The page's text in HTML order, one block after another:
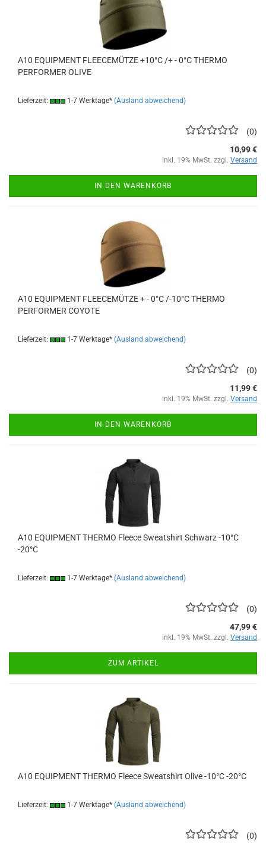
A10 EQUIPMENT FLEECEMÜTZE +10°C /+ - 0°C THERMO
PERFORMER OLIVE
Lieferzeit: 1-7 Werktage* (Ausland abweichend)
0
10,99 €
inkl. 19% MwSt. zzgl. Versand
IN DEN WARENKORB
A10 EQUIPMENT FLEECEMÜTZE + - 0°C /-10°C THERMO
PERFORMER COYOTE
Lieferzeit: 1-7 Werktage* (Ausland abweichend)
0
11,99 €
inkl. 19% MwSt. zzgl. Versand
IN DEN WARENKORB
A10 EQUIPMENT THERMO Fleece Sweatshirt Schwarz -10°C
-20°C
Lieferzeit: 1-7 Werktage* (Ausland abweichend)
0
47,99 €
inkl. 19% MwSt. zzgl. Versand
ZUM ARTIKEL
A10 EQUIPMENT THERMO Fleece Sweatshirt Olive -10°C -20°C
Lieferzeit: 1-7 Werktage* (Ausland abweichend)
0